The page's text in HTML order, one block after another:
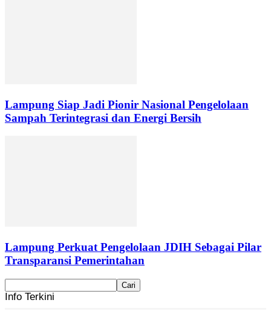
Lampung Siap Jadi Pionir Nasional Pengelolaan
Sampah Terintegrasi dan Energi Bersih
Lampung Perkuat Pengelolaan JDIH Sebagai Pilar
Transparansi Pemerintahan
Info Terkini